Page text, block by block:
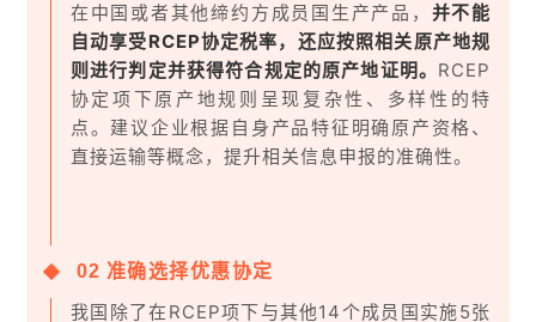
在中国或者其他缔约方成员国生产产品， 并不能
自动享受RCEP协定税率，还应按照相关原产地规
则进行判定并获得符合规定的原产地证明。 RCEP
协定项下原产地规则呈现复杂性、多样性的特
点。建议企业根据自身产品特征明确原产资格、
直接运输等概念，提升相关信息申报的准确性。
02 准确选择优惠协定
我国除了在RCEP项下与其他14个成员国实施5张